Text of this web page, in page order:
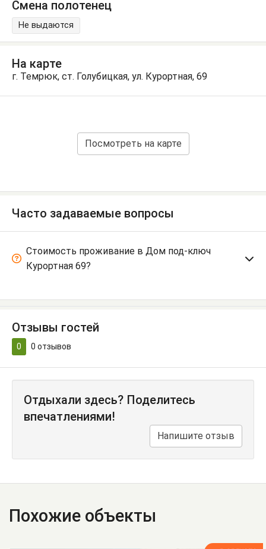
Смена полотенец
Не выдаются
На карте
г. Темрюк, ст. Голубицкая, ул. Курортная, 69
Посмотреть на карте
Часто задаваемые вопросы
Стоимость проживание в Дом под-ключ
Курортная 69?
Отзывы гостей
0 0 отзывов
Отдыхали здесь? Поделитесь
впечатлениями!
Напишите отзыв
Похожие объекты